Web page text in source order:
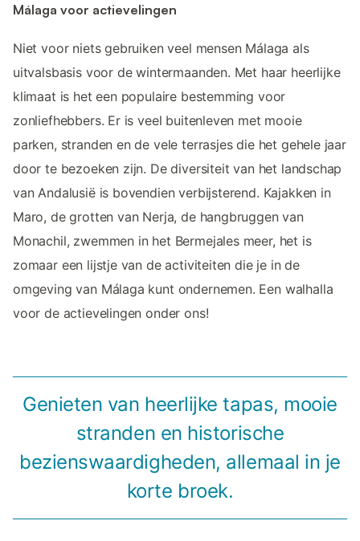
Málaga voor actievelingen
Niet voor niets gebruiken veel mensen Málaga als
uitvalsbasis voor de wintermaanden. Met haar heerlijke
klimaat is het een populaire bestemming voor
zonliefhebbers. Er is veel buitenleven met mooie
parken, stranden en de vele terrasjes die het gehele jaar
door te bezoeken zijn. De diversiteit van het landschap
van Andalusië is bovendien verbijsterend. Kajakken in
Maro, de grotten van Nerja, de hangbruggen van
Monachil, zwemmen in het Bermejales meer, het is
zomaar een lijstje van de activiteiten die je in de
omgeving van Málaga kunt ondernemen. Een walhalla
voor de actievelingen onder ons!
Genieten van heerlijke tapas, mooie
stranden en historische
bezienswaardigheden, allemaal in je
korte broek.